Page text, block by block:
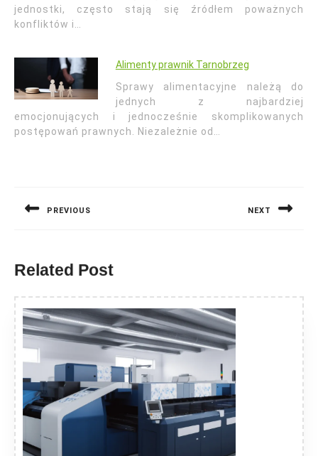
jednostki, często stają się źródłem poważnych
konfliktów i…
Alimenty prawnik Tarnobrzeg
Sprawy alimentacyjne należą do
jednych z najbardziej
emocjonujących i jednocześnie skomplikowanych
postępowań prawnych. Niezależnie od…
PREVIOUS NEXT
Related Post